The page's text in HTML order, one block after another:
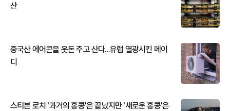
산
중국산 에어콘을 웃돈 주고 산다...유럽 열광시킨 메이
디
스티븐 로치 '과거의 홍콩'은 끝났지만 '새로운 홍콩'은